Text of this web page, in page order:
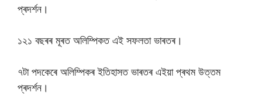
প্ৰদৰ্শন।
১২১ বছৰৰ মূৰত অলিম্পিকত এই সফলতা ভাৰতৰ।
৭টা পদকেৰে অলিম্পিকৰ ইতিহাসত ভাৰতৰ এইয়া প্ৰথম উত্তম
প্ৰদৰ্শন।